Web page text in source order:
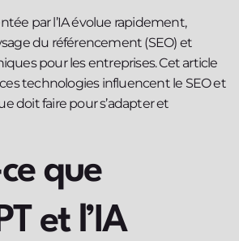
par l’IA évolue rapidement,
du référencement (SEO) et
pour les entreprises. Cet article
technologies influencent le SEO et
doit faire pour s’adapter et
que
et l’IA